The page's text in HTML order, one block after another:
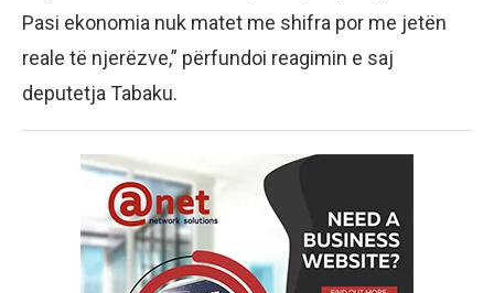
Pasi ekonomia nuk matet me shifra por me jetën
reale të njerëzve,” përfundoi reagimin e saj
deputetja Tabaku.